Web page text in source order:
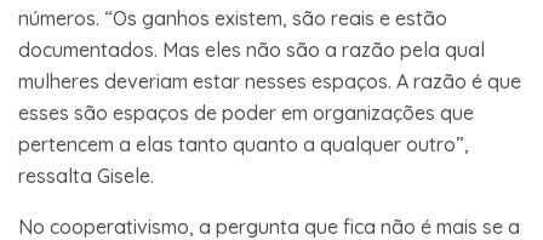
números. “Os ganhos existem, são reais e estão
documentados. Mas eles não são a razão pela qual
mulheres deveriam estar nesses espaços. A razão é que
esses são espaços de poder em organizações que
pertencem a elas tanto quanto a qualquer outro”,
ressalta Gisele.
No cooperativismo, a pergunta que fica não é mais se a